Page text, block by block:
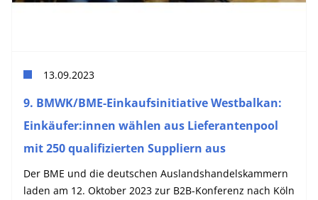
13.09.2023
9. BMWK/BME-Einkaufsinitiative Westbalkan:
Einkäufer:innen wählen aus Lieferantenpool
mit 250 qualifizierten Suppliern aus
Der BME und die deutschen Auslandshandelskammern
laden am 12. Oktober 2023 zur B2B-Konferenz nach Köln